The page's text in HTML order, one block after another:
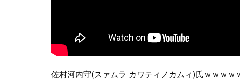
佐村河内守(スァムラ カワティノカムィ)氏ｗｗｗｗ